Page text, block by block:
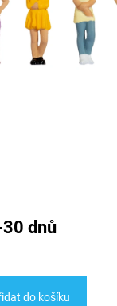
dnů
do košíku